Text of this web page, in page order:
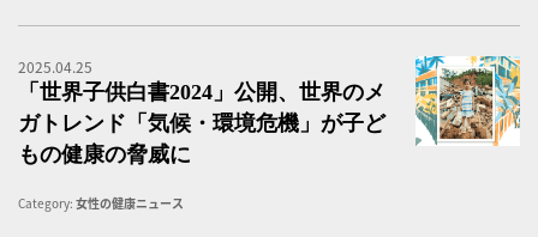
2025.04.25
「世界子供白書2024」公開、世界のメ
ガトレンド「気候・環境危機」が子ど
もの健康の脅威に
Category: 女性の健康ニュース